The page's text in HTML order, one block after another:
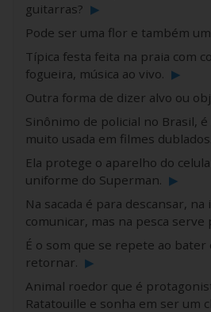
guitarras? ▶
Pode ser uma flor e também
Típica festa feita na praia com
fogueira, música ao vivo. ▶
Outra forma de dizer alvo ou
Sinônimo de policial no Brasil,
muito usada em filmes dublados.
Ela protege o aparelho do
uniforme do Superman. ▶
Na sacada é para descansar,
comunicar, mas na pesca serve
É o som que se repete ao
retornar. ▶
Animal roedor que é
Ratatouille e sonha em ser um